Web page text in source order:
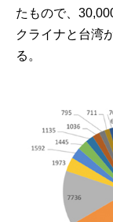
たもので、
クライナと台湾
る。